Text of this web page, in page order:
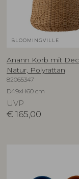
BLOOMINGVILLE
Anann Korb mit
Natur, Polyrattan
82065347
D49xH60 cm
UVP
€ 165,00